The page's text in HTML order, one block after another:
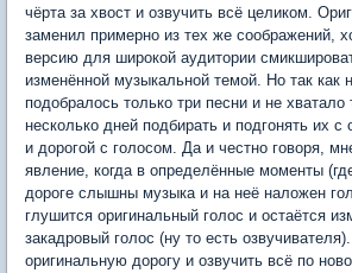
чёрта за хвост и озвучить всё целиком.
заменил примерно из тех же соображений,
версию для широкой аудитории
изменённой музыкальной темой. Но так как
подобралось только три песни и не
несколько дней подбирать и подгонять их с
и дорогой с голосом. Да и честно говоря,
явление, когда в определённые моменты
дороге слышны музыка и на неё наложен
глушится оригинальный голос и остаётся
закадровый голос (ну то есть
оригинальную дорогу и озвучить всё по